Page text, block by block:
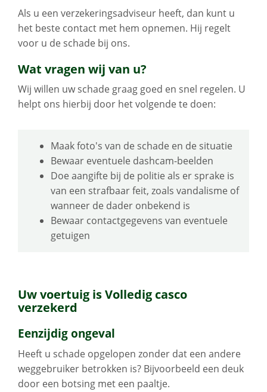
Als u een verzekeringsadviseur heeft, dan kunt u
het beste contact met hem opnemen. Hij regelt
voor u de schade bij ons.
Wat vragen wij van u?
Wij willen uw schade graag goed en snel regelen. U
helpt ons hierbij door het volgende te doen:
Maak foto's van de schade en de situatie
Bewaar eventuele dashcam-beelden
Doe aangifte bij de politie als er sprake is
van een strafbaar feit, zoals vandalisme of
wanneer de dader onbekend is
Bewaar contactgegevens van eventuele
getuigen
Uw voertuig is Volledig casco
verzekerd
Eenzijdig ongeval
Heeft u schade opgelopen zonder dat een andere
weggebruiker betrokken is? Bijvoorbeeld een deuk
door een botsing met een paaltje.